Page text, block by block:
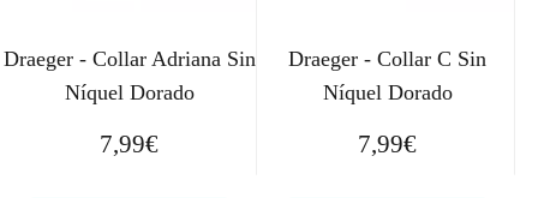
Draeger - Collar Adriana Sin
Níquel Dorado
7,99€
Draeger - Collar C Sin
Níquel Dorado
7,99€